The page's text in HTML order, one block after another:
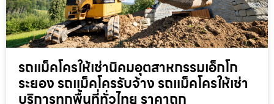
รถแม็คโครให้เช่านิคมอุตสาหกรรมเอ็กโก
ระยอง รถแม็คโครรับจ้าง รถแม็คโครให้เช่า
บริการทุกพื้นที่ทั่วไทย ราคาถูก